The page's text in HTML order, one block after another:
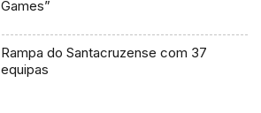
Games”
Rampa do Santacruzense com 37
equipas